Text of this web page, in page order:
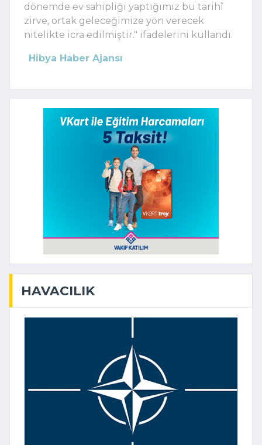
dönemde ev sahipliği yaptığımız bu tarihî
zirve, ortak geleceğimize yön verecek
nitelikte icra edilmiştir." ifadelerini kullandı.
Hibya Haber Ajansı
HAVACILIK